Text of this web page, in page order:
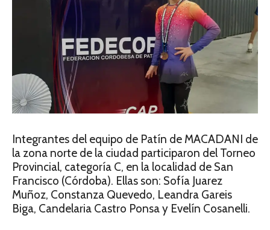
Integrantes del equipo de Patín de MACADANI de
la zona norte de la ciudad participaron del Torneo
Provincial, categoría C, en la localidad de San
Francisco (Córdoba). Ellas son: Sofía Juarez
Muñoz, Constanza Quevedo, Leandra Gareis
Biga, Candelaria Castro Ponsa y Evelín Cosanelli.